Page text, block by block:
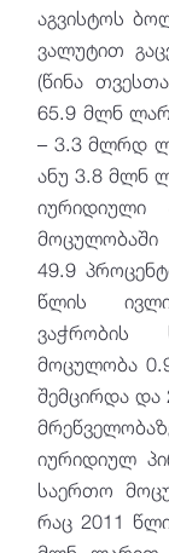
აგვისტოს
ვალუტით
(წინა
65.9 მლნ
– 3.3 მლრდ
ანუ 3.8 მლნ
იურიდიული
49.9
წლის
ვაჭრობის
მოცულობა
შემცირდა
იურიდიულ
საერთო
რაც 2011